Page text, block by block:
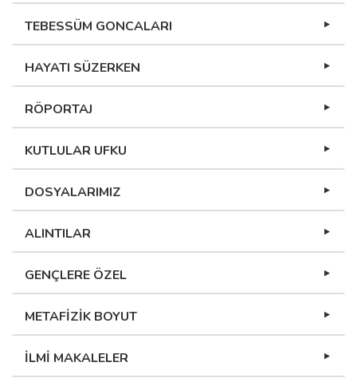
TEBESSÜM GONCALARI
HAYATI SÜZERKEN
RÖPORTAJ
KUTLULAR UFKU
DOSYALARIMIZ
ALINTILAR
GENÇLERE ÖZEL
METAFİZİK BOYUT
İLMİ MAKALELER